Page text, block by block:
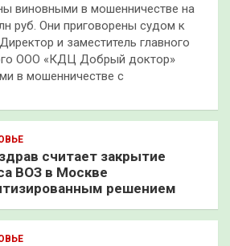
виновными в мошенничестве на
руб. Они приговорены судом к
и заместитель главного
ООО «КДЦ Добрый доктор»
в мошенничестве с
считает закрытие
ВОЗ в Москве
решением